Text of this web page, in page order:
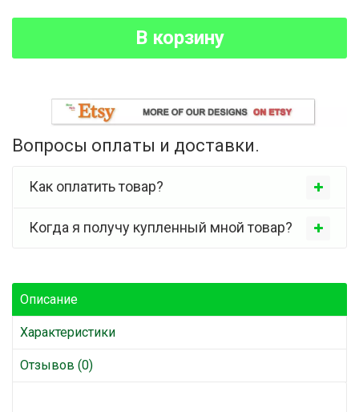
В корзину
Вопросы оплаты и доставки.
Как оплатить товар?
Когда я получу купленный мной товар?
Описание
Характеристики
Отзывов (0)